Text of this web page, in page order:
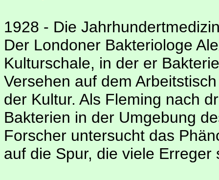
1928 - Die
Der Londoner Bakteriologe
Kulturschale, in der er
Versehen auf dem
der Kultur. Als Fleming nach
Bakterien in der Umgebung
Forscher untersucht das
auf die Spur, die viele